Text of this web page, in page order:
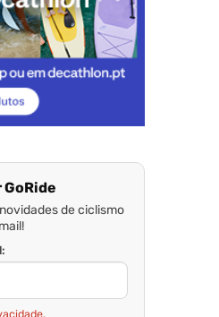
de ciclismo